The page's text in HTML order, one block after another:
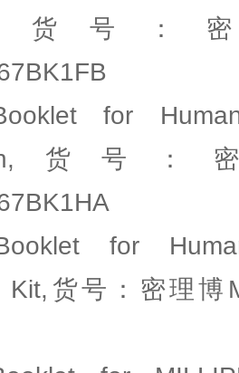
货号：
for
货号：
for
Kit,货号：密理博